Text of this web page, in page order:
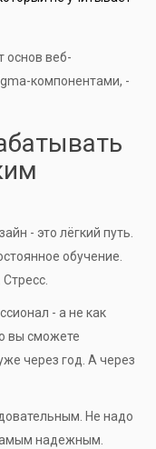
основ веб-
компонентами, -
- это лёгкий путь.
обучение.
- а не как
вы сможете
через год. А через
Не надо
надежным.